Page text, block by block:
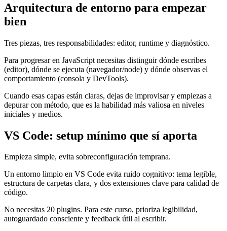
Arquitectura de entorno para empezar
bien
Tres piezas, tres responsabilidades: editor, runtime y diagnóstico.
Para progresar en JavaScript necesitas distinguir dónde escribes
(editor), dónde se ejecuta (navegador/node) y dónde observas el
comportamiento (consola y DevTools).
Cuando esas capas están claras, dejas de improvisar y empiezas a
depurar con método, que es la habilidad más valiosa en niveles
iniciales y medios.
VS Code: setup mínimo que sí aporta
Empieza simple, evita sobreconfiguración temprana.
Un entorno limpio en VS Code evita ruido cognitivo: tema legible,
estructura de carpetas clara, y dos extensiones clave para calidad de
código.
No necesitas 20 plugins. Para este curso, prioriza legibilidad,
autoguardado consciente y feedback útil al escribir.